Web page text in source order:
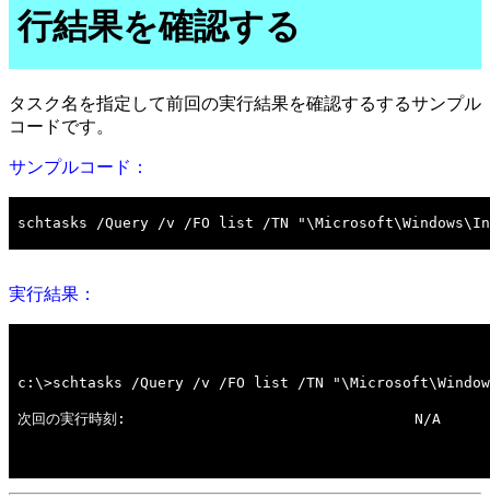
行結果を確認する
タスク名を指定して前回の実行結果を確認するするサンプル
コードです。
サンプルコード：
実行結果：